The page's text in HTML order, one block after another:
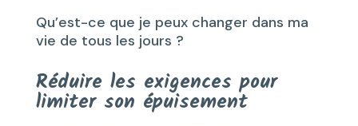
Qu’est-ce que je peux changer dans ma
vie de tous les jours ?
Réduire les exigences pour
limiter son épuisement